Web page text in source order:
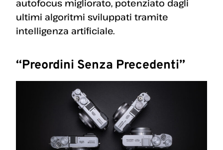
autofocus migliorato, potenziato dagli
ultimi algoritmi sviluppati tramite
intelligenza artificiale.
“Preordini Senza Precedenti”